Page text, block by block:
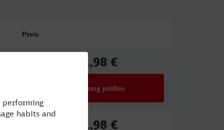
Preis
71,98 €
Verbindung prüfen
71,98 €